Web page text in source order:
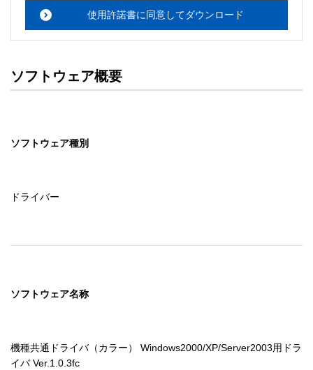
メーションセンターまでお願い
ルをお読み下さい。
ソフトウェアの保証範囲
・ソフトウェアのダウンロード・導入はお客様の責任にお
セイコーエプソン株式会社に帰属します。
使用許諾書に同意してダウンロード
ソフトウェア概要
ソフトウェア種別
ドライバー
ソフトウェア名称
機種共通ドライバ（カラー） Windows2000/XP/Server2003用ドラ
イバ Ver.1.0.3fc